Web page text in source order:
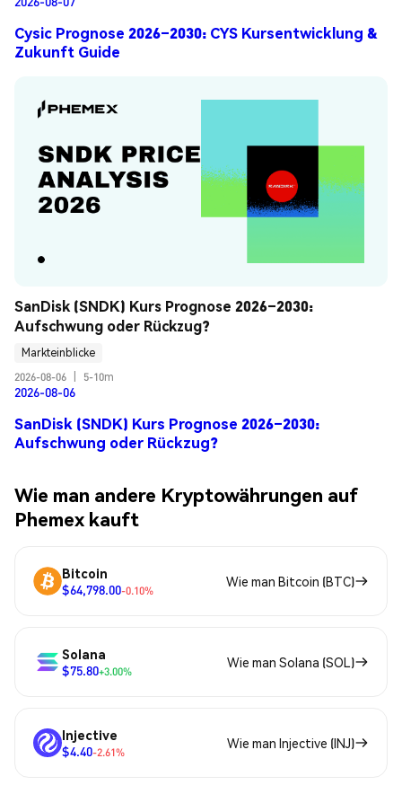
Cysic Prognose 2026–2030: CYS Kursentwicklung &
Zukunft Guide
SanDisk (SNDK) Kurs Prognose 2026–2030:
Aufschwung oder Rückzug?
Markteinblicke
2026-08-06
5-10m
2026-08-06
SanDisk (SNDK) Kurs Prognose 2026–2030:
Aufschwung oder Rückzug?
Wie man andere Kryptowährungen auf
Phemex kauft
Bitcoin
$64,798.00-0.10%
Wie man Bitcoin (BTC)
Solana
$75.80+3.00%
Wie man Solana (SOL)
Injective
$4.40-2.61%
Wie man Injective (INJ)